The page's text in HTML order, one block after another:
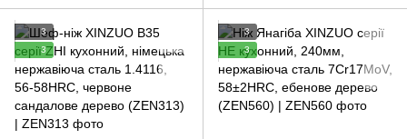
3
3
3
3